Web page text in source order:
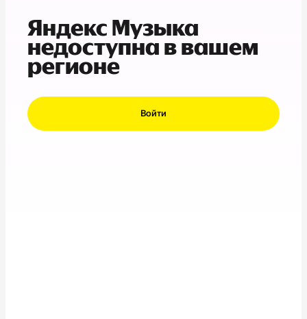
Яндекс Музыка
недоступна в вашем
регионе
Войти